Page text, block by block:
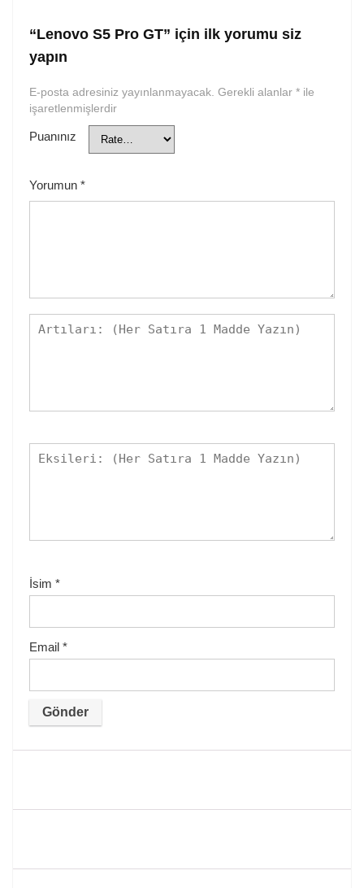
“Lenovo S5 Pro GT” için ilk yorumu siz
yapın
E-posta adresiniz yayınlanmayacak. Gerekli alanlar * ile
işaretlenmişlerdir
Puanınız
Yorumun *
İsim *
Email *